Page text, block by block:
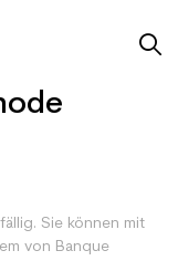
Sie können mit
von Banque